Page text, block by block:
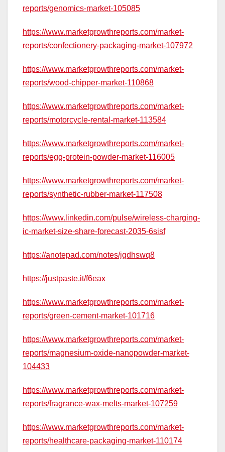
reports/genomics-market-105085
https://www.marketgrowthreports.com/market-
reports/confectionery-packaging-market-107972
https://www.marketgrowthreports.com/market-
reports/wood-chipper-market-110868
https://www.marketgrowthreports.com/market-
reports/motorcycle-rental-market-113584
https://www.marketgrowthreports.com/market-
reports/egg-protein-powder-market-116005
https://www.marketgrowthreports.com/market-
reports/synthetic-rubber-market-117508
https://www.linkedin.com/pulse/wireless-charging-
ic-market-size-share-forecast-2035-6sisf
https://anotepad.com/notes/jgdhswq8
https://justpaste.it/f6eax
https://www.marketgrowthreports.com/market-
reports/green-cement-market-101716
https://www.marketgrowthreports.com/market-
reports/magnesium-oxide-nanopowder-market-
104433
https://www.marketgrowthreports.com/market-
reports/fragrance-wax-melts-market-107259
https://www.marketgrowthreports.com/market-
reports/healthcare-packaging-market-110174